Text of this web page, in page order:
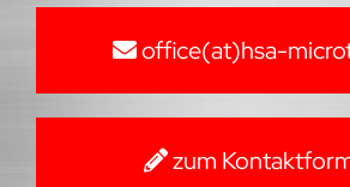
office(at)hsa-
zum